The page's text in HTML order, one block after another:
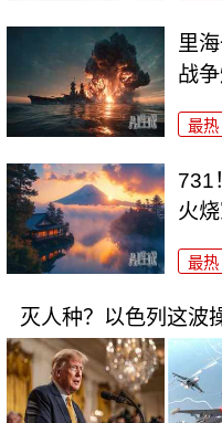
里
战
最热
731
火
最热
灭人种？以色列这波